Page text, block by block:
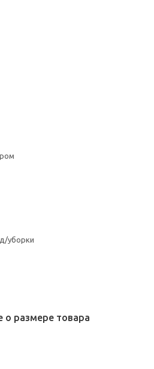
уборки
о размере товара